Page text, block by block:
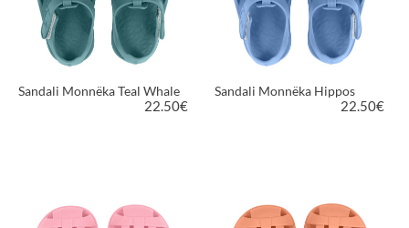
Sandali Monnëka Teal Whale
22.50€
Sandali Monnëka Hippos
22.50€